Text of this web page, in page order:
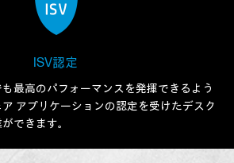
ISV認定
最高のパフォーマンスを発揮できるよう
アプリケーションの認定を受けたデスク
できます。